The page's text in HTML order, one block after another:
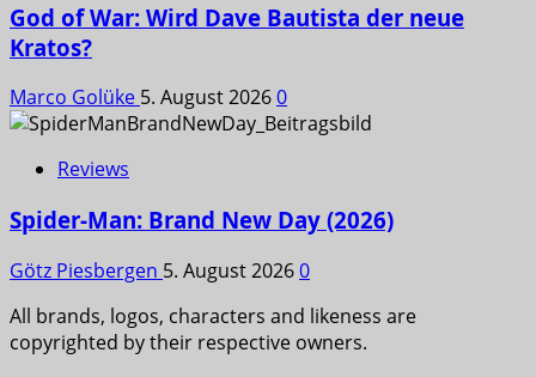
God of War: Wird Dave Bautista der neue
Kratos?
Marco Golüke 5. August 20260
Reviews
Spider-Man: Brand New Day (2026)
Götz Piesbergen 5. August 20260
All brands, logos, characters and likeness are
copyrighted by their respective owners.